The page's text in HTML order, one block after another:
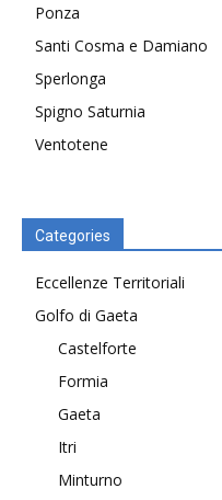
Ponza
Santi Cosma e Damiano
Sperlonga
Spigno Saturnia
Ventotene
Categories
Eccellenze Territoriali
Golfo di Gaeta
Castelforte
Formia
Gaeta
Itri
Minturno